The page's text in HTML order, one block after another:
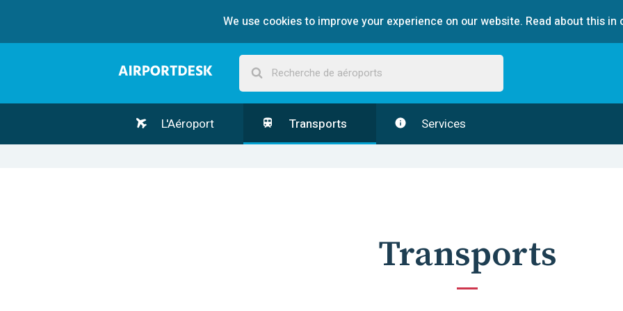
We use cookies to improve your experience on our website. Read about this in
L'Aéroport Transports Services
Transports